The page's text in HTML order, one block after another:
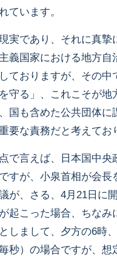
ています。
実であり、それに真摯
義国家における地方自
ておりますが、その中
守る」、これこそが地
国も含めた公共団体に
要な責務だと考えてお
で言えば、日本国中央
すが、小泉首相が会長
が、さる、4月21日に
起こった場合、ちなみ
しまして、夕方の6時
秒）の場合ですが、想